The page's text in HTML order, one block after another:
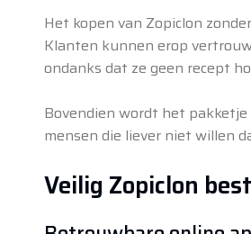
Het kopen van Zopiclon
Klanten kunnen erop
ondanks dat ze geen recept
Bovendien wordt het
mensen die liever niet willen
Veilig Zopiclon